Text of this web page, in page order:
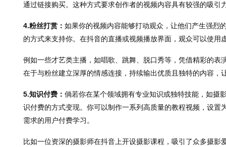
通过链接购买。这种方式要求创作者的视频内容具有较强的吸引
4.粉丝打赏： 如果你的视频内容能够打动观众，让他们产生强烈
的方式来支持你。在抖音的直播或视频播放界面，观众可以使用
例如一些才艺类主播，如唱歌、跳舞、脱口秀等，凭借精彩的表
在于与粉丝建立深厚的情感连接，持续输出优质且独特的内容，
5.知识付费： 倘若你在某个领域拥有专业知识或独特技能，如摄
识付费的方式变现。你可以制作一系列高质量的教程视频，设置
需求的用户付费学习。
比如一位资深的摄影师在抖音上开设摄影课程，吸引了众多摄